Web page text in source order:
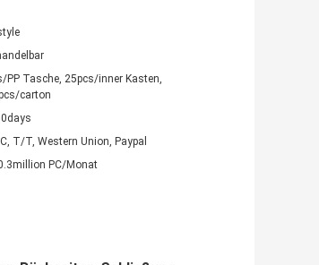
PP Tasche, 25pcs/inner Kasten,
carton
T/T, Western Union, Paypal
PC/Monat